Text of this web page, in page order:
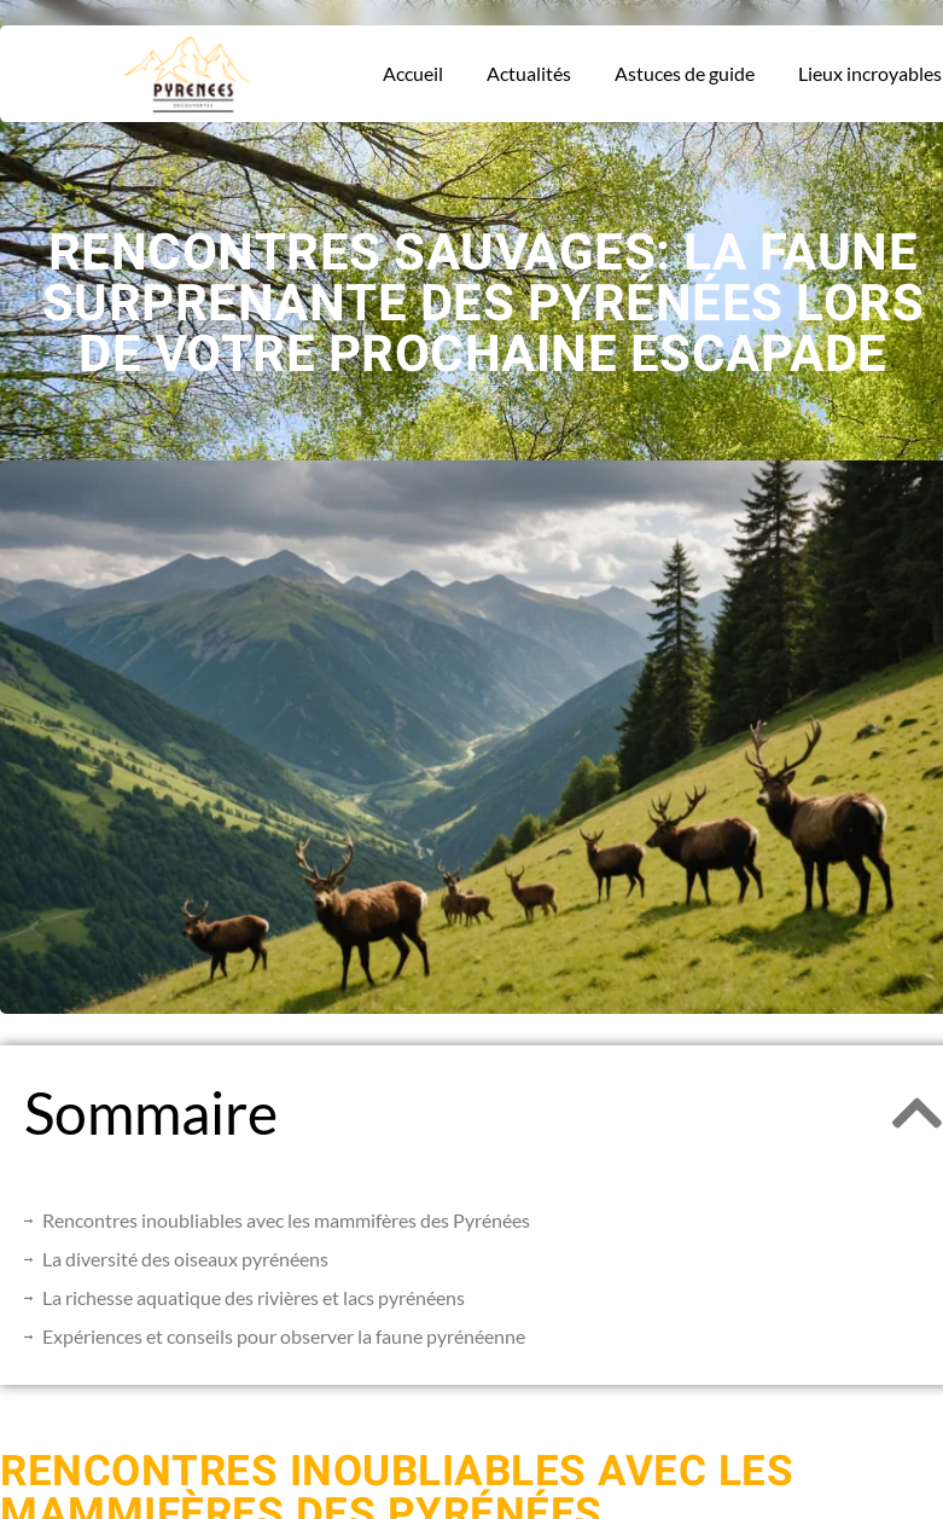
Accueil Actualités Astuces de guide Lieux incroyables
RENCONTRES SAUVAGES: LA FAUNE
SURPRENANTE DES PYRÉNÉES LORS
DE VOTRE PROCHAINE ESCAPADE
Sommaire
Rencontres inoubliables avec les mammifères des Pyrénées
La diversité des oiseaux pyrénéens
La richesse aquatique des rivières et lacs pyrénéens
Expériences et conseils pour observer la faune pyrénéenne
RENCONTRES INOUBLIABLES AVEC LES